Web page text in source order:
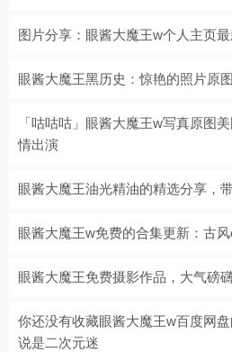
图片分享：眼酱大魔王w个人主页
眼酱大魔王黑历史：惊艳的照片原图
「咕咕咕」眼酱大魔王w写真原图
情出演
眼酱大魔王油光精油的精选分享，
眼酱大魔王w免费的合集更新：古
眼酱大魔王免费摄影作品，大气磅
你还没有收藏眼酱大魔王w百度网
说是二次元迷